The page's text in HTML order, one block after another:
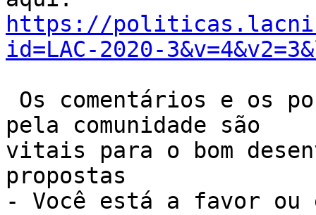
https://
id=LAC-2020-
pela comunidade são
vitais para o bom
propostas
- Você está a favor ou